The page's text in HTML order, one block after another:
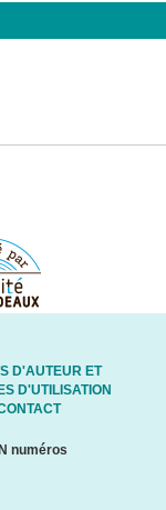
D'AUTEUR ET
D'UTILISATION
numéros